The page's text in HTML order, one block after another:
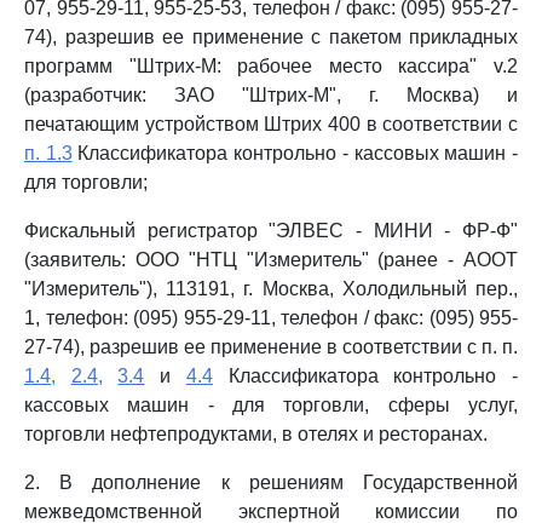
07, 955-29-11, 955-25-53, телефон / факс: (095) 955-27-
74), разрешив ее применение с пакетом прикладных
программ "Штрих-М: рабочее место кассира" v.2
(разработчик: ЗАО "Штрих-М", г. Москва) и
печатающим устройством Штрих 400 в соответствии с
п. 1.3Классификатора контрольно - кассовых машин -
для торговли;
Фискальный регистратор "ЭЛВЕС - МИНИ - ФР-Ф"
(заявитель: ООО "НТЦ "Измеритель" (ранее - АООТ
"Измеритель"), 113191, г. Москва, Холодильный пер.,
1, телефон: (095) 955-29-11, телефон / факс: (095) 955-
27-74), разрешив ее применение в соответствии с п. п.
1.4,
2.4, 3.4 и 4.4Классификатора контрольно -
кассовых машин - для торговли, сферы услуг,
торговли нефтепродуктами, в отелях и ресторанах.
2. В дополнение к решениям Государственной
межведомственной экспертной комиссии по